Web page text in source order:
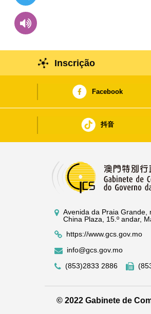
Inscrição
Facebook
抖音
Avenida da Praia Grande,
China Plaza, 15.º andar,
https://www.gcs.gov.mo
info@gcs.gov.mo
(853)2833 2886
© 2022 Gabinete de